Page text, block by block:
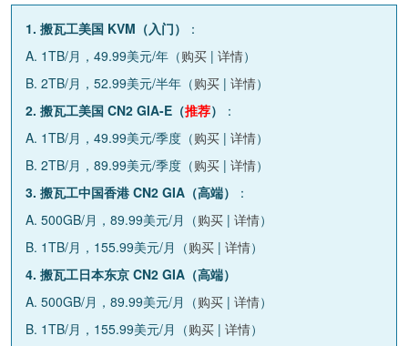
1. 搬瓦工美国 KVM（入门）
：
A. 1TB/月，49.99美元/年（购买 | 详情）
B. 2TB/月，52.99美元/半年（购买 | 详情）
2. 搬瓦工美国 CN2 GIA-E（推荐）
：
A. 1TB/月，49.99美元/季度（购买 | 详情）
B. 2TB/月，89.99美元/季度（购买 | 详情）
3. 搬瓦工中国香港 CN2 GIA（高端）
：
A. 500GB/月，89.99美元/月（购买 | 详情）
B. 1TB/月，155.99美元/月（购买 | 详情）
4. 搬瓦工日本东京 CN2 GIA（高端）
A. 500GB/月，89.99美元/月（购买 | 详情）
B. 1TB/月，155.99美元/月（购买 | 详情）